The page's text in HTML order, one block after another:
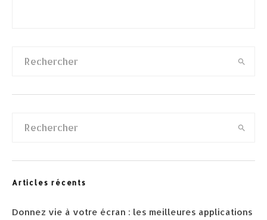
Articles récents
Donnez vie à votre écran : les meilleures applications